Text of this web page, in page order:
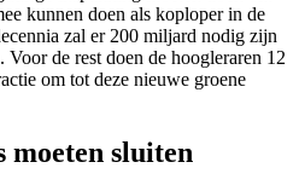
kunnen doen als koploper in de
zal er 200 miljard nodig zijn
de rest doen de hoogleraren 12
om tot deze nieuwe groene
moeten sluiten